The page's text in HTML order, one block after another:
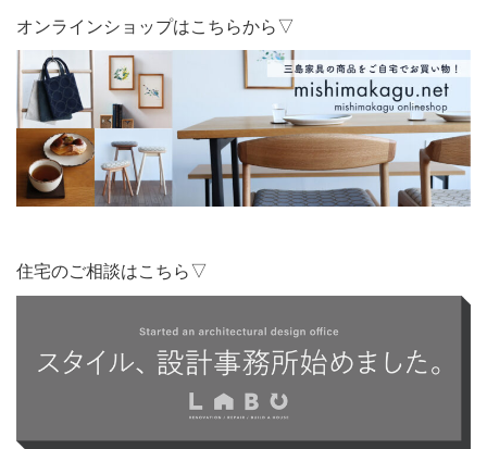
オンラインショップはこちらから▽
住宅のご相談はこちら▽